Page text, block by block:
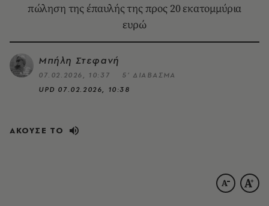
πώληση της έπαυλής της προς 20 εκατομμύρια
ευρώ
Μπήλη Στεφανή
07.02.2026, 10:37
5’ ΔΙΑΒΑΣΜΑ
UPD 07.02.2026, 10:38
ΑΚΟΥΣΕ ΤΟ